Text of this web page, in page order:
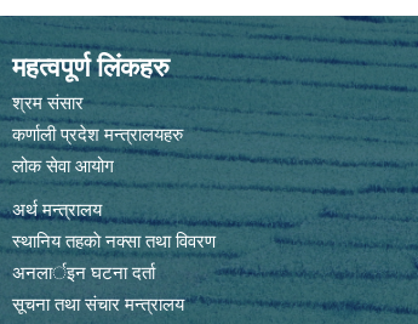
महत्वपूर्ण लिंकहरु
श्रम संसार
कर्णाली प्रदेश मन्त्रालयहरु
लोक सेवा आयोग
अर्थ मन्त्रालय
स्थानिय तहकाे नक्सा तथा विवरण
अनलार्इन घटना दर्ता
सूचना तथा संचार मन्त्रालय